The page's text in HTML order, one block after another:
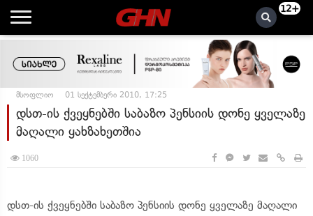
12+
მსოფლიო 01 სექტემბერი 2010, 17:25
დსთ-ის ქვეყნებში საბაზო პენსიის დონე ყველაზე
მაღალი ყახზახეთშია
1060
დსთ-ის ქვეყნებში საბაზო პენსიის დონე ყველაზე მაღალი